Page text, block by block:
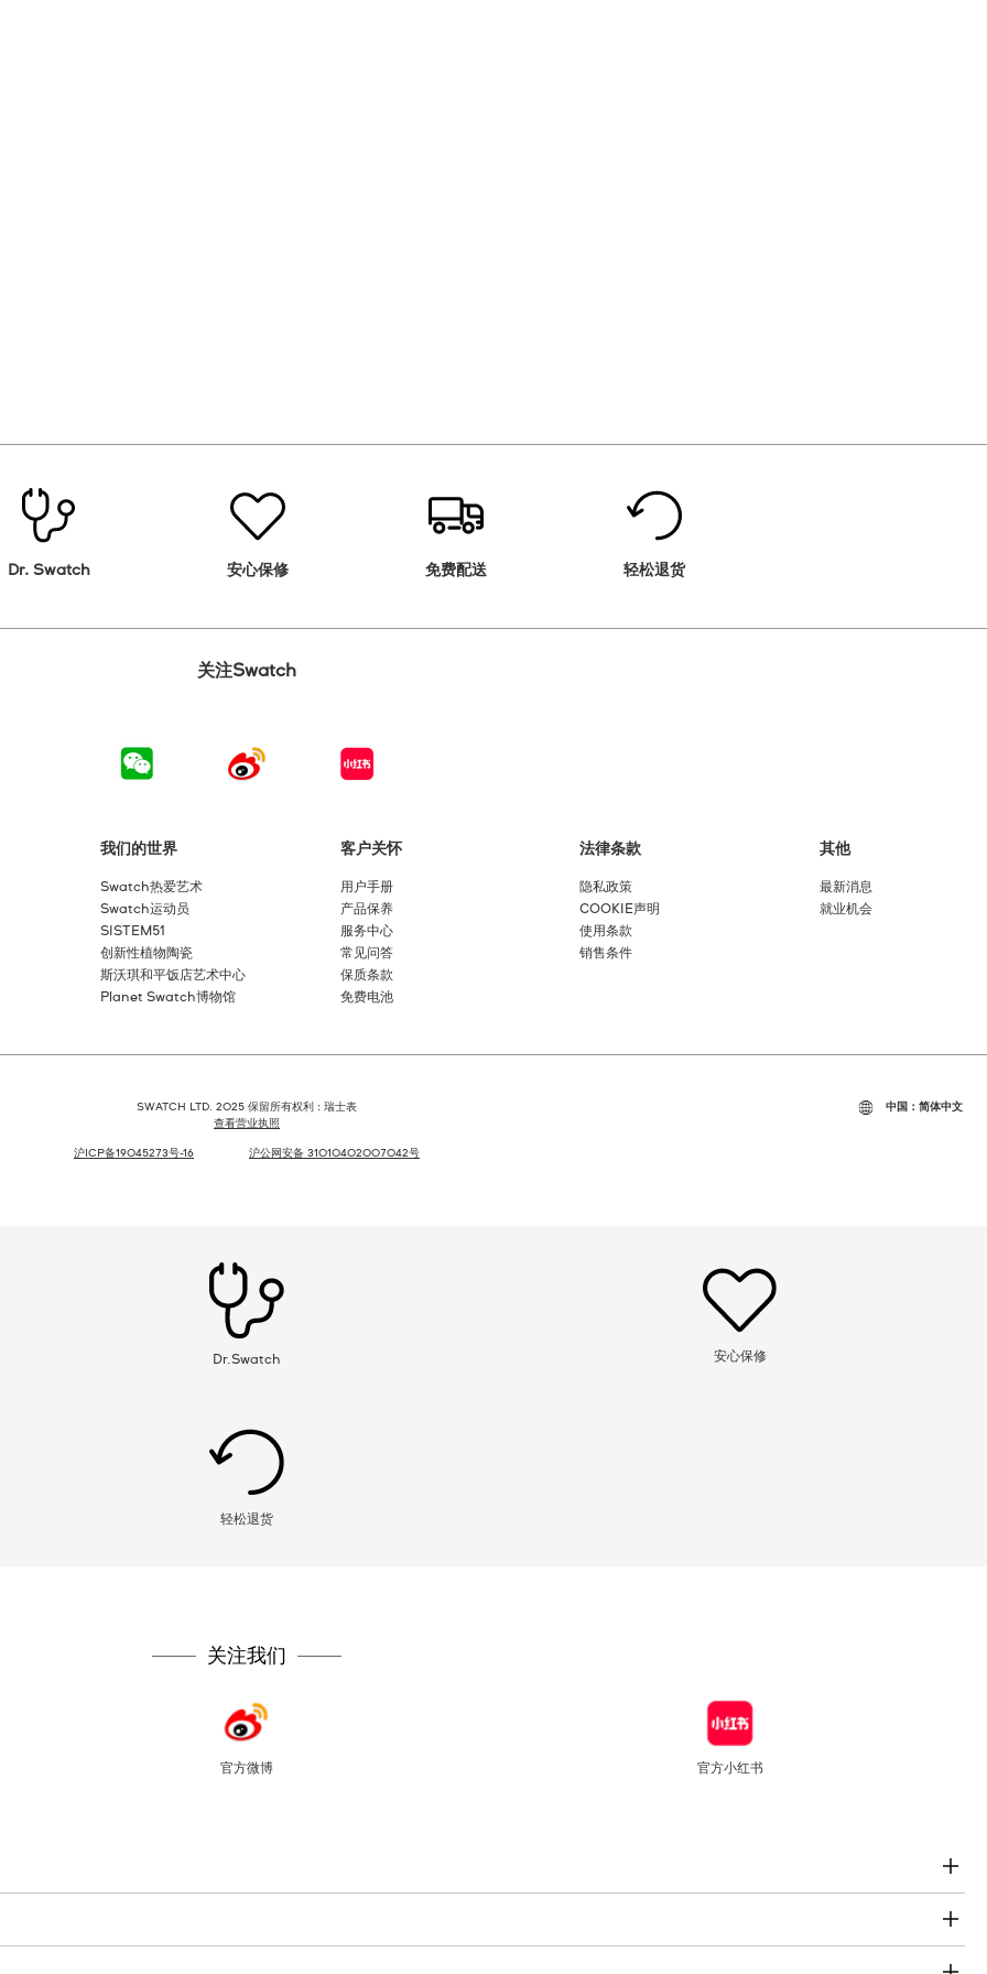
Dr. Swatch 安心保修 免费配送 轻松退货
关注Swatch
我们的世界
Swatch热爱艺术
Swatch运动员
SISTEM51
创新性植物陶瓷
斯沃琪和平饭店艺术中心
Planet Swatch博物馆
客户关怀
用户手册
产品保养
服务中心
常见问答
保质条款
免费电池
法律条款
隐私政策
COOKIE声明
使用条款
销售条件
其他
最新消息
就业机会
SWATCH LTD. 2025 保留所有权利 : 瑞士表
查看营业执照
中国：简体中文
沪ICP备19045273号-16 沪公网安备 31010402007042号
Dr.Swatch 安心保修
轻松退货
关注我们
官方微博 官方小红书